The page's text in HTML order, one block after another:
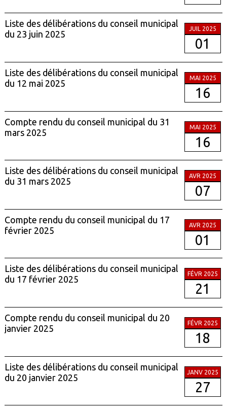
Liste des délibérations du conseil municipal
du 23 juin 2025
JUIL 2025
01
Liste des délibérations du conseil municipal
du 12 mai 2025
MAI 2025
16
Compte rendu du conseil municipal du 31
mars 2025
MAI 2025
16
Liste des délibérations du conseil municipal
du 31 mars 2025
AVR 2025
07
Compte rendu du conseil municipal du 17
février 2025
AVR 2025
01
Liste des délibérations du conseil municipal
du 17 février 2025
FÉVR 2025
21
Compte rendu du conseil municipal du 20
janvier 2025
FÉVR 2025
18
Liste des délibérations du conseil municipal
du 20 janvier 2025
JANV 2025
27